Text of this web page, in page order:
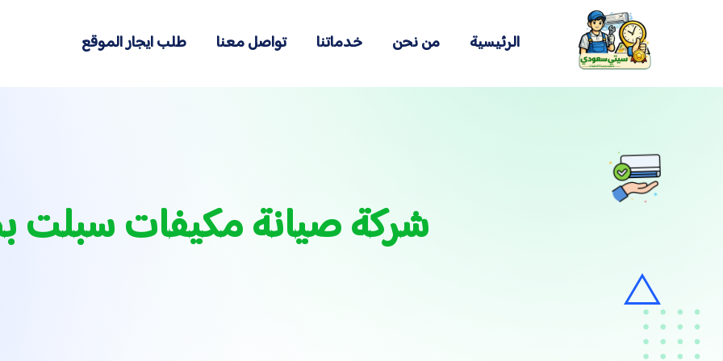
الرئيسية من نحن خدماتنا تواصل معنا طلب ايجار الموقع
شركة صيانة مكيفات سبلت